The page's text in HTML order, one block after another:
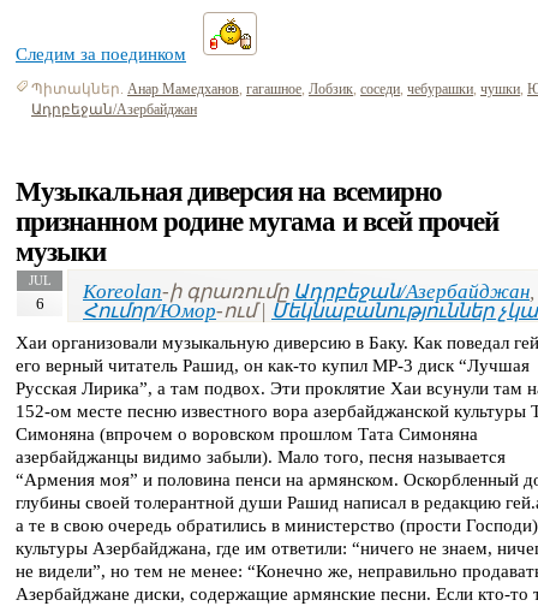
Следим за поединком
Պիտակներ. Анар Мамедханов гагашное Лобзик соседи чебурашки чушки
Ադրբեջան/Азербайджан
Музыкальная диверсия на всемирно
признанном родине мугама и всей прочей
музыки
JUL
6
Koreolan-ի գրառումը Ադրբեջան/Азербайджан,
Հումոր/Юмор-ում | Մեկնաբանություններ
Хаи организовали музыкальную диверсию в Баку. Как поведал
его верный читатель Рашид, он как-то купил MP-3 диск “Лучшая
Русская Лирика”, а там подвох. Эти проклятие Хаи всунули там
152-ом месте песню известного вора азербайджанской культуры
Симоняна (впрочем о воровском прошлом Тата Симоняна
азербайджанцы видимо забыли). Мало того, песня называется
“Армения моя” и половина пенси на армянском. Оскорбленный
глубины своей толерантной души Рашид написал в редакцию
а те в свою очередь обратились в министерство (прости Господи)
культуры Азербайджана, где им ответили: “ничего не знаем,
не видели”, но тем не менее: “Конечно же, неправильно
Азербайджане диски, содержащие армянские песни. Если кто-то